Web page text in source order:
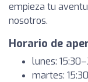
empieza tu
nosotros.
Horario de
lunes:
martes: